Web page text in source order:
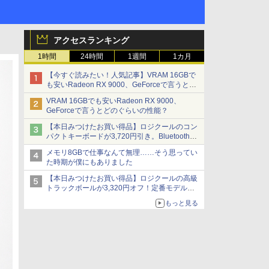
アクセスランキング
1時間 24時間 1週間 1カ月
【今すぐ読みたい！人気記事】VRAM 16GBで
も安いRadeon RX 9000、GeForceで言うとど
のぐらいの性能？ - PC Watch
VRAM 16GBでも安いRadeon RX 9000、
GeForceで言うとどのぐらいの性能？
【本日みつけたお買い得品】ロジクールのコン
パクトキーボードが3,720円引き。Bluetoothで3
台接続対応
メモリ8GBで仕事なんて無理……そう思ってい
た時期が僕にもありました
【本日みつけたお買い得品】ロジクールの高級
トラックボールが3,320円オフ！定番モデルも
もっと見る